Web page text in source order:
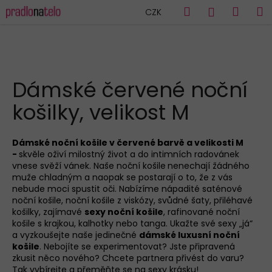
na
CZK Hledat
Dámské červené noční
košilky, velikost M
Dámské noční košile v červené barvě a velikosti M
- skvěle oživí milostný život a do intimních radovánek
vnese svěží vánek. Naše noční košile nenechají žádného
muže chladným a naopak se postarají o to, že z vás
nebude moci spustit oči. Nabízíme nápadité saténové
noční košile, noční košile z viskózy, svůdné šaty, přiléhavé
košilky, zajímavé sexy noční košile, rafinované noční
košile s krajkou, kalhotky nebo tanga. Ukažte své sexy „já“
a vyzkoušejte naše jedinečné dámské luxusní noční
košile. Nebojíte se experimentovat? Jste připravená
zkusit něco nového? Chcete partnera přivést do varu?
K
o
o
p
o
ř
e
b
u
j
e
t
e